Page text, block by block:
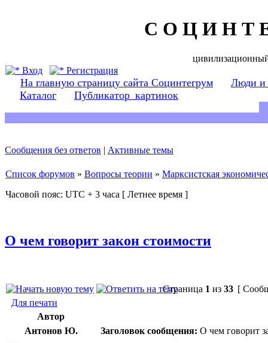
С О Ц И Н Т
Вход
Регистрация
На главную страницу сайта Социнтегрум
Люди и
Каталог
Публикатор_картинок
Сообщения без ответов | Активные темы
Список форумов » Вопросы теории » Марксистская
Часовой пояс: UTC + 3 часа [ Летнее время ]
О чем говорит закон стоимости
Страница 1 из 33 [
Для печати
Автор
Антонов Ю.
Заголовок сообщения: О чем говорит